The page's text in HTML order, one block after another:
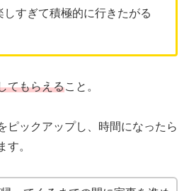
しすぎて積極的に行きたがる
てもらえること。
ピックアップし、時間になったら
す。